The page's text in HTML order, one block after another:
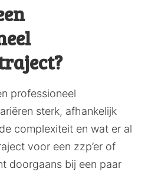
professioneel
sterk, afhankelijk
complexiteit en wat er al
voor een zzp’er of
doorgaans bij een paar